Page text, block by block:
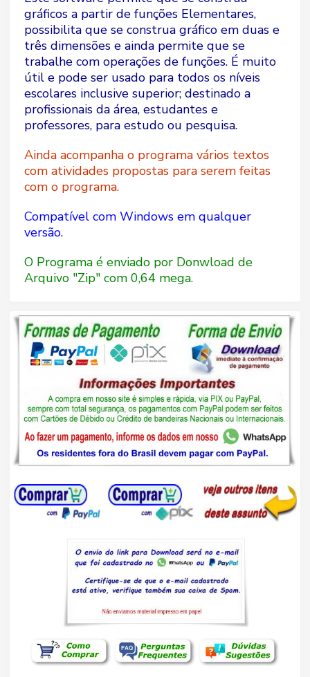
gráficos a partir de funções Elementares,
possibilita que se construa gráfico em duas e
três dimensões e ainda permite que se
trabalhe com operações de funções. É muito
útil e pode ser usado para todos os níveis
escolares inclusive superior; destinado a
profissionais da área, estudantes e
professores, para estudo ou pesquisa.
Ainda acompanha o programa vários textos
com atividades propostas para serem feitas
com o programa.
Compatível com Windows em qualquer
versão.
O Programa é enviado por Donwload de
Arquivo "Zip" com 0,64 mega.